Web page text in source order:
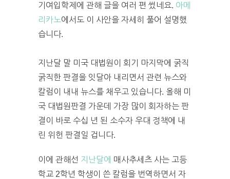
기여입학제에 관해 글을 여러 편 썼네요. 아메
리카노에서도 이 사안을 자세히 풀어 설명했
습니다.
지난달 말 미국 대법원이 회기 마지막에 굵직
굵직한 판결을 잇달아 내리면서 관련 뉴스와
칼럼이 내내 뉴스를 채우고 있습니다. 올해 미
국 대법원판결 가운데 가장 많이 회자하는 판
결이 바로 수십 년 된 소수자 우대 정책에 내
린 위헌 판결일 겁니다.
이에 관해선 지난달에 매사추세츠 사는 고등
학교 2학년 학생이 쓴 칼럼을 번역하면서 자